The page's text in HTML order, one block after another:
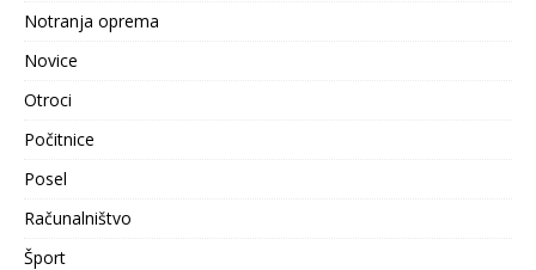
Notranja oprema
Novice
Otroci
Počitnice
Posel
Računalništvo
Šport